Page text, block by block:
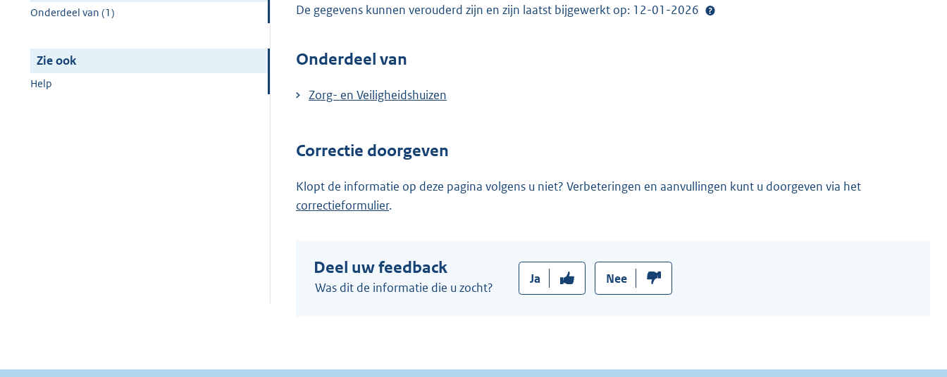
Onderdeel van (1)
Zie ook
Help
De gegevens kunnen verouderd zijn en zijn laatst bijgewerkt op: 12-01-2026
Onderdeel van
Zorg- en Veiligheidshuizen
Correctie doorgeven
Klopt de informatie op deze pagina volgens u niet? Verbeteringen en aanvullingen kunt u doorgeven via het
correctieformulier.
Deel uw feedback
Was dit de informatie die u zocht?
Ja Nee